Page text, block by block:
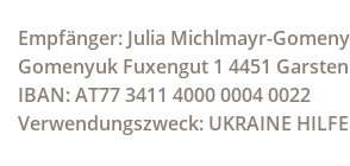
Empfänger: Julia Michlmayr-
Gomenyuk Fuxengut 1 4451 Garsten
IBAN: AT77 3411 4000 0004 0022
Verwendungszweck: UKRAINE HILFE